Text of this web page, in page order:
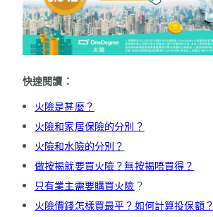
快速閱讀：
火險是甚麼？
火險和家居保險的分別？
火險和水險的分別？
做按揭就要買火險？無按揭唔買得？
只有業主需要購買火險 ？
火險價錢怎樣買最平？如何計算投保額？